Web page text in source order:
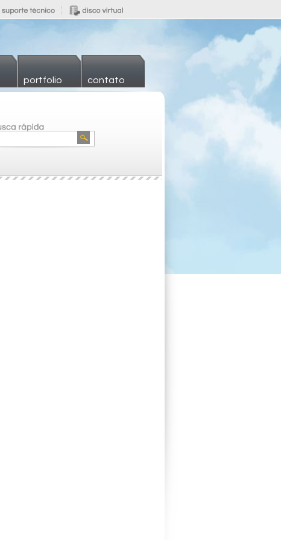
portfolio contato